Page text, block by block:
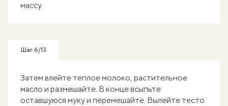
массу.
Шаг 6/13
Затем влейте теплое молоко, растительное
масло и размешайте. В конце всыпьте
оставшуюся муку и перемешайте. Вылейте тесто